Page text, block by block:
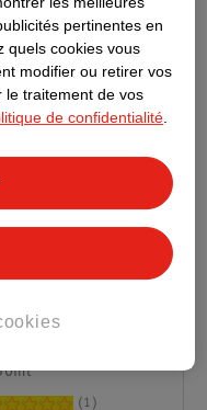
Ultra Doux
D’Eau De Riz
4.
1
pertinentes en
quels cookies vous
modifier ou retirer vos
le traitement de vos
de confidentialité